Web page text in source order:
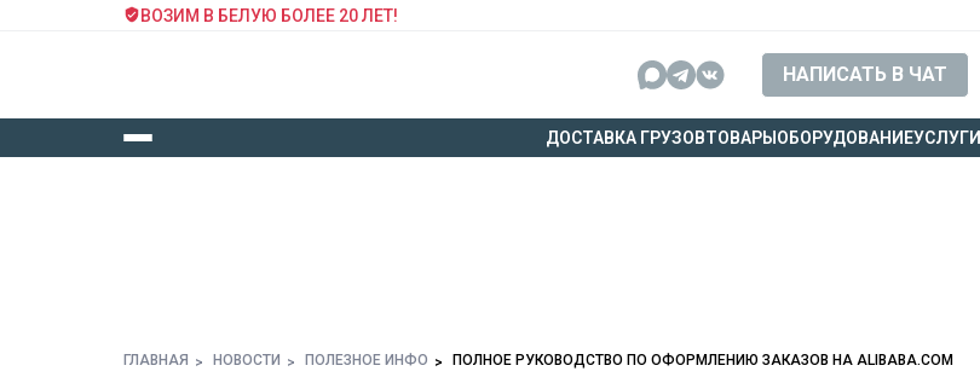
ВОЗИМ В БЕЛУЮ БОЛЕЕ 20 ЛЕТ!
НАПИСАТЬ В ЧАТ
ДОСТАВКА ГРУЗОВТОВАРЫ ОБОРУДОВАНИЕУСЛУГИ
ГЛАВНАЯ НОВОСТИ ПОЛЕЗНОЕ ИНФО ПОЛНОЕ РУКОВОДСТВО ПО ОФОРМЛЕНИЮ ЗАКАЗОВ НА ALIBABA.COM